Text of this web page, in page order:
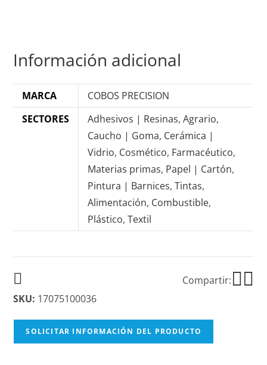
Información adicional
MARCA
COBOS PRECISION
SECTORES
Adhesivos | Resinas,Agrario,
Caucho | Goma, Cerámica |
Vidrio, Cosmético, Farmacéutico,
Materias primas, Papel | Cartón,
Pintura | Barnices,Tintas,
Alimentación, Combustible,
Plástico,Textil
Compartir:
SKU: 17075100036
SOLICITAR INFORMACIÓN DEL PRODUCTO